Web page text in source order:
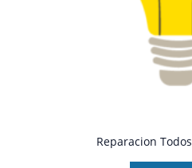
Reparacion